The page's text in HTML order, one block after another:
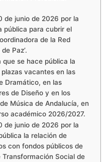
de junio de 2026 por la
pública para cubrir el
de la Red
Paz’.
que se hace pública la
vacantes en las
Dramático, en las
de Diseño y en los
Música de Andalucía, en
académico 2026/2027.
de junio de 2026 por la
la relación de
con fondos públicos de
Social de